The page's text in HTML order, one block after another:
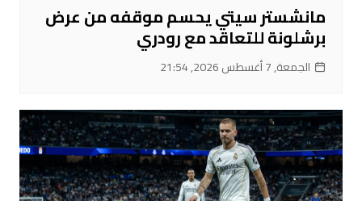
مانشستر سيتي يحسم موقفه من عرض
برشلونة للتعاقد مع رودري
الجمعة, 7 أغسطس 2026, 21:54